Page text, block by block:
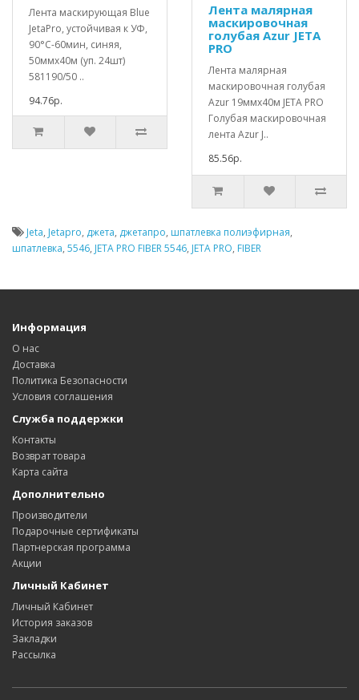
Лента маскирующая Blue
JetaPro, устойчивая к УФ,
90°С-60мин, синяя,
50ммx40м (уп. 24шт)
581190/50 ..
94.76р.
Лента малярная
маскировочная
голубая Azur JETA
PRO
Лента малярная
маскировочная голубая
Azur 19ммx40м JETA PRO
Голубая маскировочная
лента Azur J..
85.56р.
Jeta, Jetapro, джета, джетапро, шпатлевка полиэфирная,
шпатлевка, 5546, JETA PRO FIBER 5546, JETA PRO, FIBER
Информация
О нас
Доставка
Политика Безопасности
Условия соглашения
Служба поддержки
Контакты
Возврат товара
Карта сайта
Дополнительно
Производители
Подарочные сертификаты
Партнерская программа
Акции
Личный Кабинет
Личный Кабинет
История заказов
Закладки
Рассылка